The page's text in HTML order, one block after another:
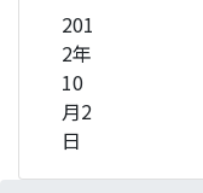
201
2年
10
月2
日